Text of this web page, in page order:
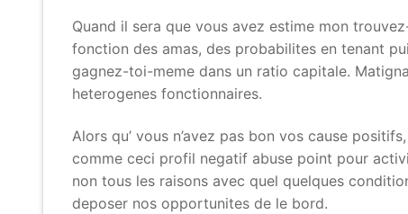
Quand il sera que vous avez estime mon
fonction des amas, des probabilites en tenant
gagnez-toi-meme dans un ratio capitale.
heterogenes fonctionnaires.
Alors qu’ vous n’avez pas bon vos cause
comme ceci profil negatif abuse point pour
non tous les raisons avec quel quelques
deposer nos opportunites de le bord.